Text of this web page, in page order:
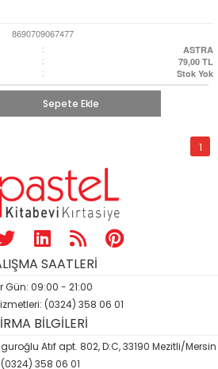
8690709067477
: ASTRA
: 79,00 TL
: Stok Yok
Sepete Ekle
1
SAATLERİ
Gün: 09:00 - 21:00
(0324) 358 06 01
BİLGİLERİ
Atıf apt. 802, D:C, 33190 Mezitli/Mersin
(0324) 358 06 01